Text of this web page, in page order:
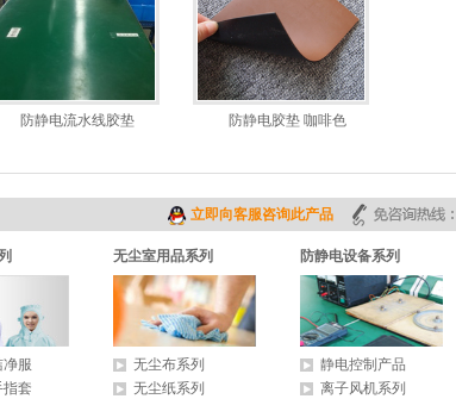
防静电流水线胶垫 防静电胶垫 咖啡色
立即向客服咨询此产品
净服
指套
无尘室用品系列
无尘布系列
无尘纸系列
防静电设备系列
静电控制产品
离子风机系列